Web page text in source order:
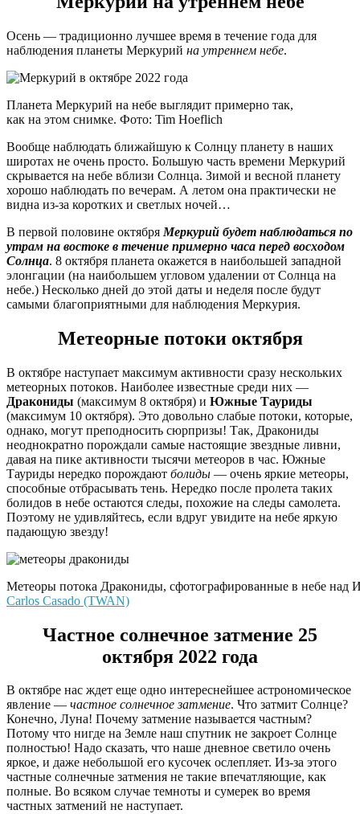
Осень — традиционно лучшее время в течение года для
наблюдения планеты Меркурий на утреннем небе.
Планета Меркурий на небе выглядит примерно так,
как на этом снимке. Фото: Tim Hoeflich
Вообще наблюдать ближайшую к Солнцу планету в наших
широтах не очень просто. Большую часть времени Меркурий
скрывается на небе вблизи Солнца. Зимой и весной планету
хорошо наблюдать по вечерам. А летом она практически не
видна из-за коротких и светлых ночей…
В первой половине октября Меркурий будет наблюдаться по
утрам на востоке в течение примерно часа перед восходом
Солнца. 8 октября планета окажется в наибольшей западной
элонгации (на наибольшем угловом удалении от Солнца на
небе.) Несколько дней до этой даты и неделя после будут
самыми благоприятными для наблюдения Меркурия.
Метеорные потоки октября
В октябре наступает максимум активности сразу нескольких
метеорных потоков. Наиболее известные среди них —
Дракониды (максимум 8 октября) и Южные Тауриды
(максимум 10 октября). Это довольно слабые потоки, которые,
однако, могут преподносить сюрпризы! Так, Дракониды
неоднократно порождали самые настоящие звездные ливни,
давая на пике активности тысячи метеоров в час. Южные
Тауриды нередко порождают болиды — очень яркие метеоры,
способные отбрасывать тень. Нередко после пролета таких
болидов в небе остаются следы, похожие на следы самолета.
Поэтому не удивляйтесь, если вдруг увидите на небе яркую
падающую звезду!
Метеоры потока Дракониды, сфотографированные в небе над
Carlos Casado (TWAN)
Частное солнечное затмение 25
октября 2022 года
В октябре нас ждет еще одно интереснейшее астрономическое
явление — частное солнечное затмение. Что затмит Солнце?
Конечно, Луна! Почему затмение называется частным?
Потому что нигде на Земле наш спутник не закроет Солнце
полностью! Надо сказать, что наше дневное светило очень
яркое, и даже небольшой его кусочек ослепляет. Из-за этого
частные солнечные затмения не такие впечатляющие, как
полные. Во всяком случае темноты и сумерек во время
частных затмений не наступает.